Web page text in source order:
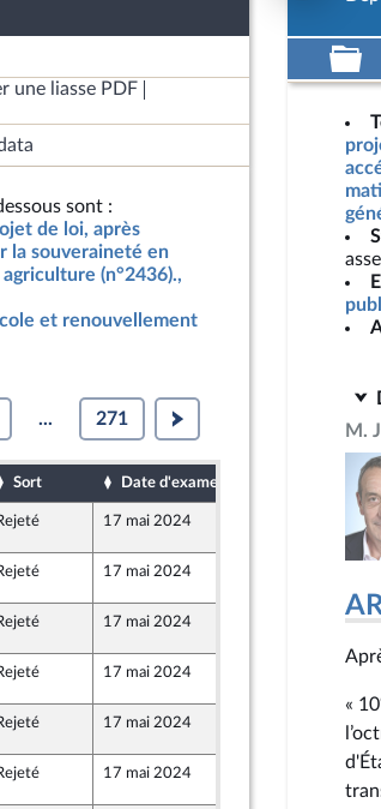
une liasse PDF
sont :
de loi, après
la souveraineté en
(n°2436).,
et renouvellement
... 271
Sort Date d'examen Date de dépôt
- NUPES
17 mai 2024
17 mai 2024
17 mai 2024
17 mai 2024
17 mai 2024
Populaire écologique et sociale
17 mai 2024
M.
«